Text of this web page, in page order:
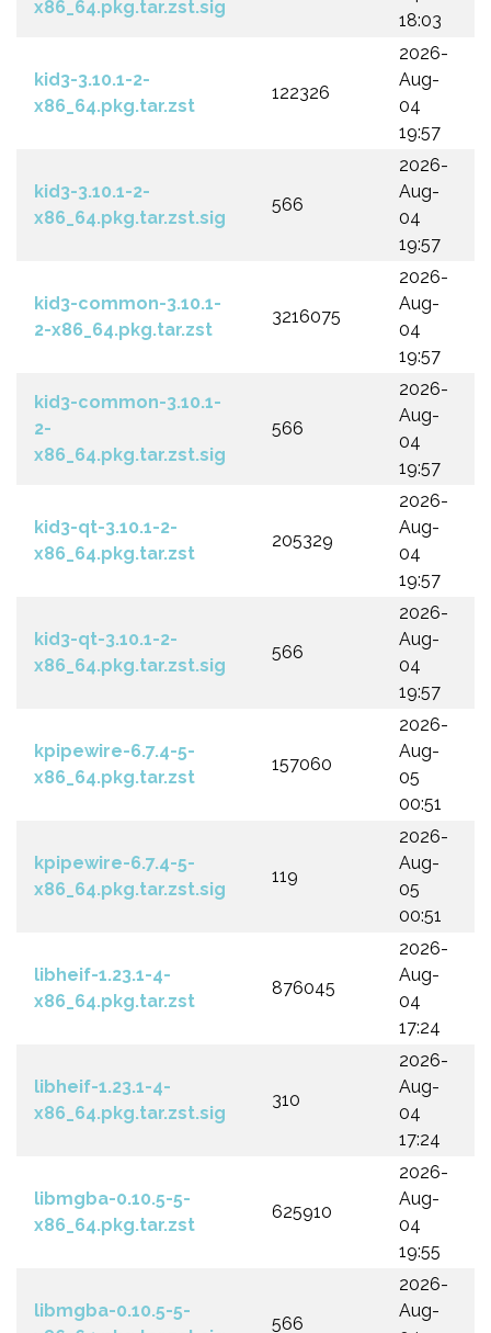
x86_64.pkg.tar.zst.sig
18:03
kid3-3.10.1-2-
x86_64.pkg.tar.zst
122326
2026-
Aug-
04
19:57
kid3-3.10.1-2-
x86_64.pkg.tar.zst.sig
566
2026-
Aug-
04
19:57
kid3-common-3.10.1-
2-x86_64.pkg.tar.zst
3216075
2026-
Aug-
04
19:57
kid3-common-3.10.1-
2-
x86_64.pkg.tar.zst.sig
566
2026-
Aug-
04
19:57
kid3-qt-3.10.1-2-
x86_64.pkg.tar.zst
205329
2026-
Aug-
04
19:57
kid3-qt-3.10.1-2-
x86_64.pkg.tar.zst.sig
566
2026-
Aug-
04
19:57
kpipewire-6.7.4-5-
x86_64.pkg.tar.zst
157060
2026-
Aug-
05
00:51
kpipewire-6.7.4-5-
x86_64.pkg.tar.zst.sig
119
2026-
Aug-
05
00:51
libheif-1.23.1-4-
x86_64.pkg.tar.zst
876045
2026-
Aug-
04
17:24
libheif-1.23.1-4-
x86_64.pkg.tar.zst.sig
310
2026-
Aug-
04
17:24
libmgba-0.10.5-5-
x86_64.pkg.tar.zst
625910
2026-
Aug-
04
19:55
libmgba-0.10.5-5-
566
2026-
Aug-